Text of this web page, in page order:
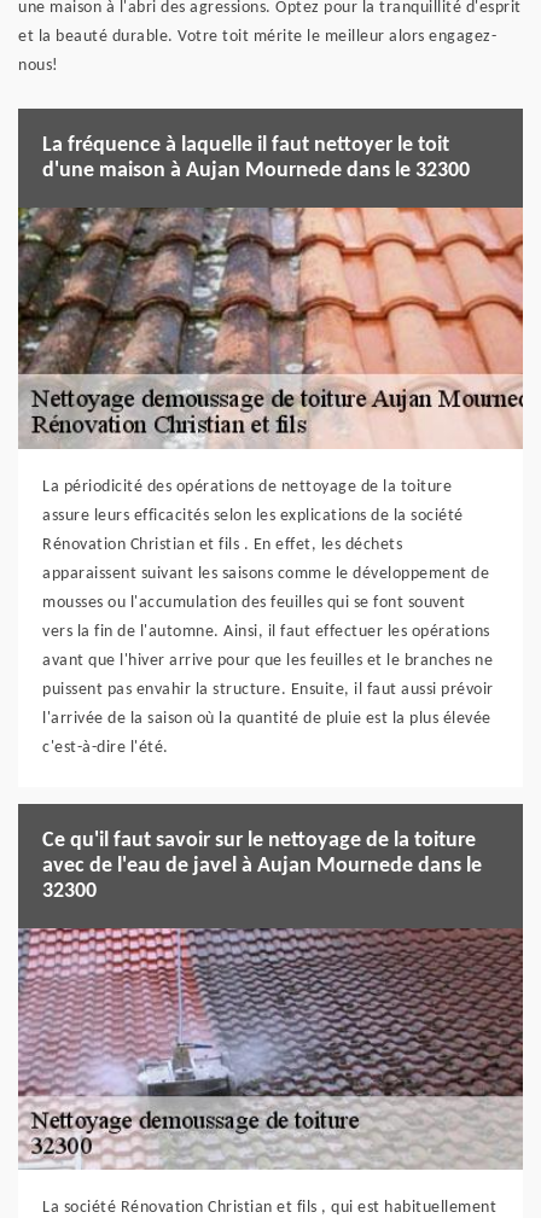
une maison à l'abri des agressions. Optez pour la tranquillité d'esprit
et la beauté durable. Votre toit mérite le meilleur alors engagez-
nous!
La fréquence à laquelle il faut nettoyer le toit
d'une maison à Aujan Mournede dans le 32300
La périodicité des opérations de nettoyage de la toiture
assure leurs efficacités selon les explications de la société
Rénovation Christian et fils . En effet, les déchets
apparaissent suivant les saisons comme le développement de
mousses ou l'accumulation des feuilles qui se font souvent
vers la fin de l'automne. Ainsi, il faut effectuer les opérations
avant que l'hiver arrive pour que les feuilles et le branches ne
puissent pas envahir la structure. Ensuite, il faut aussi prévoir
l'arrivée de la saison où la quantité de pluie est la plus élevée
c'est-à-dire l'été.
Ce qu'il faut savoir sur le nettoyage de la toiture
avec de l'eau de javel à Aujan Mournede dans le
32300
La société Rénovation Christian et fils , qui est habituellement